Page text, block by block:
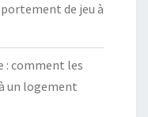
de jeu à
: comment les
un logement